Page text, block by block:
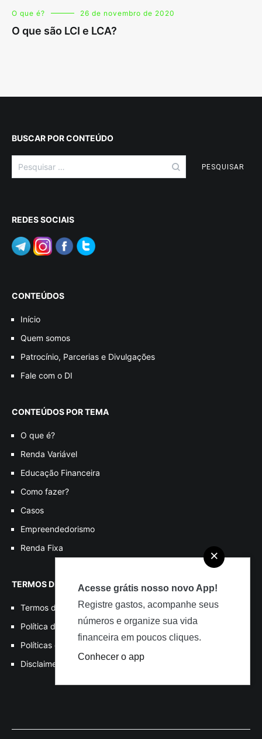
O que é? 26 de novembro de 2020
O que são LCI e LCA?
BUSCAR POR CONTEÚDO
Pesquisar
por:
REDES SOCIAIS
CONTEÚDOS
Início
Quem somos
Patrocínio, Parcerias e Divulgações
Fale com o DI
CONTEÚDOS POR TEMA
O que é?
Renda Variável
Educação Financeira
Como fazer?
Casos
Empreendedorismo
Renda Fixa
TERMOS DE USO
Termos de Uso
Política de Privacidade
Políticas de Cookies
Disclaimer
×
Acesse grátis nosso novo App!
Registre gastos, acompanhe seus
números e organize sua vida
financeira em poucos cliques.
Conhecer o app